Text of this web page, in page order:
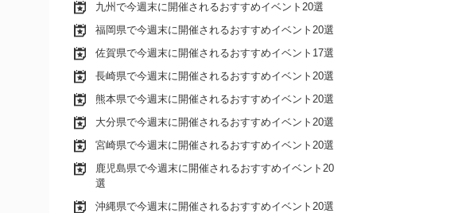
九州で今週末に開催されるおすすめイベント20選
福岡県で今週末に開催されるおすすめイベント20選
佐賀県で今週末に開催されるおすすめイベント17選
長崎県で今週末に開催されるおすすめイベント20選
熊本県で今週末に開催されるおすすめイベント20選
大分県で今週末に開催されるおすすめイベント20選
宮崎県で今週末に開催されるおすすめイベント20選
鹿児島県で今週末に開催されるおすすめイベント20
選
沖縄県で今週末に開催されるおすすめイベント20選